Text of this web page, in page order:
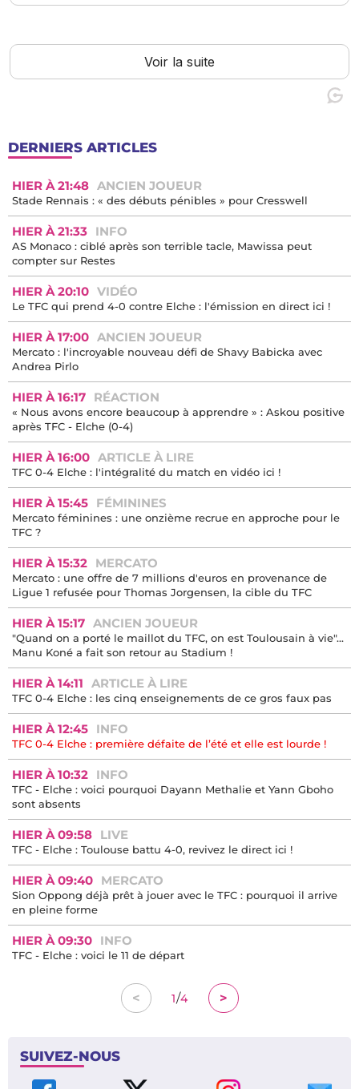
DERNIERS ARTICLES
HIER À 21:48 ANCIEN JOUEUR
Stade Rennais : « des débuts pénibles » pour Cresswell
HIER À 21:33 INFO
AS Monaco : ciblé après son terrible tacle, Mawissa peut
compter sur Restes
HIER À 20:10 VIDÉO
Le TFC qui prend 4-0 contre Elche : l'émission en direct ici !
HIER À 17:00 ANCIEN JOUEUR
Mercato : l'incroyable nouveau défi de Shavy Babicka avec
Andrea Pirlo
HIER À 16:17 RÉACTION
« Nous avons encore beaucoup à apprendre » : Askou positive
après TFC - Elche (0-4)
HIER À 16:00 ARTICLE À LIRE
TFC 0-4 Elche : l'intégralité du match en vidéo ici !
HIER À 15:45 FÉMININES
Mercato féminines : une onzième recrue en approche pour le
TFC ?
HIER À 15:32 MERCATO
Mercato : une offre de 7 millions d'euros en provenance de
Ligue 1 refusée pour Thomas Jorgensen, la cible du TFC
HIER À 15:17 ANCIEN JOUEUR
"Quand on a porté le maillot du TFC, on est Toulousain à vie"...
Manu Koné a fait son retour au Stadium !
HIER À 14:11
TFC 0-4 Elche : les cinq enseignements de ce gros faux pas
HIER À 12:45 INFO
TFC 0-4 Elche : première défaite de l’été et elle est lourde !
HIER À 10:32 INFO
TFC - Elche : voici pourquoi Dayann Methalie et Yann Gboho
sont absents
HIER À 09:58 LIVE
MERCATO
Sion Oppong déjà prêt à jouer avec le TFC : pourquoi il arrive
HIER À 09:30 INFO